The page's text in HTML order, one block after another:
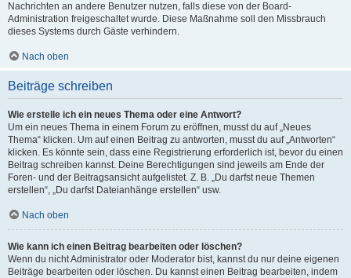
Nachrichten an andere Benutzer nutzen, falls diese von der Board-
Administration freigeschaltet wurde. Diese Maßnahme soll den Missbrauch
dieses Systems durch Gäste verhindern.
Nach oben
Beiträge schreiben
Wie erstelle ich ein neues Thema oder eine Antwort?
Um ein neues Thema in einem Forum zu eröffnen, musst du auf „Neues
Thema“ klicken. Um auf einen Beitrag zu antworten, musst du auf „Antworten“
klicken. Es könnte sein, dass eine Registrierung erforderlich ist, bevor du einen
Beitrag schreiben kannst. Deine Berechtigungen sind jeweils am Ende der
Foren- und der Beitragsansicht aufgelistet. Z. B. „Du darfst neue Themen
erstellen“, „Du darfst Dateianhänge erstellen“ usw.
Nach oben
Wie kann ich einen Beitrag bearbeiten oder löschen?
Wenn du nicht Administrator oder Moderator bist, kannst du nur deine eigenen
Beiträge bearbeiten oder löschen. Du kannst einen Beitrag bearbeiten, indem